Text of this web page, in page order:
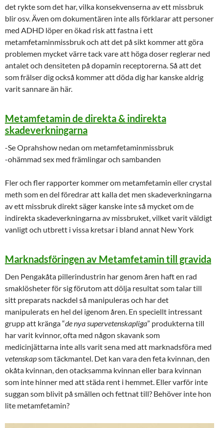
det rykte som det har, vilka konsekvenserna av ett missbruk
blir osv. Även om dokumentären inte alls förklarar att personer
med ADHD löper en ökad risk att fastna i ett
metamfetaminmissbruk och att det på sikt kommer att göra
problemen mycket värre tack vare att höga doser reglerar ned
antalet och densiteten på dopamin receptorerna. Så att det
som frälser dig också kommer att döda dig har kanske aldrig
varit sannare än här.
Metamfetamin de direkta & indirekta
skadeverkningarna
-Se Oprahshow nedan om metamfetaminmissbruk
-ohämmad sex med främlingar och sambanden
Fler och fler rapporter kommer om metamfetamin eller crystal
meth som en del föredrar att kalla det men skadeverkningarna
av ett missbruk direkt säger kanske inte så mycket om de
indirekta skadeverkningarna av missbruket, vilket varit väldigt
vanligt och utbrett i vissa kretsar i bland annat New York
Marknadsföringen av Metamfetamin till gravida
Den Pengakåta pillerindustrin har genom åren haft en rad
smaklösheter för sig förutom att dölja resultat som talar till
sitt preparats nackdel så manipuleras och har det
manipulerats en hel del igenom åren. En speciellt intressant
grupp att kränga “de nya supervetenskapliga” produkterna till
har varit kvinnor, ofta med någon skavank som
medicinjättarna inte alls varit sena med att marknadsföra med
vetenskapsom täckmantel. Det kan vara den feta kvinnan, den
okåta kvinnan, den otacksamma kvinnan eller bara kvinnan
som inte hinner med att städa rent i hemmet. Eller varför inte
suggan som blivit på smällen och fettnat till? Behöver inte hon
lite metamfetamin?